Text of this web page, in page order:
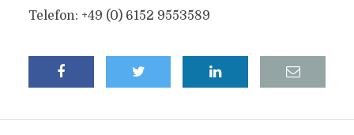
Telefon: +49 (0) 6152 9553589